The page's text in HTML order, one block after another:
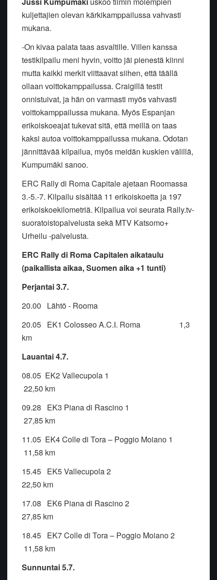
kuljettajien olevan kärkikamppailussa vahvasti
mukana.
-On kivaa palata taas asvaltille. Villen kanssa
testikilpailu meni hyvin, voitto jäi pienestä kiinni
mutta kaikki merkit viittaavat siihen, että täällä
ollaan voittokamppailussa. Craigillä testit
onnistuivat, ja hän on varmasti myös vahvasti
voittokamppailussa mukana. Myös Espanjan
erikoiskoeajat tukevat sitä, että meillä on taas
kaksi autoa voittokamppailussa mukana. Odotan
jännittävää kilpailua, myös meidän kuskien välillä,
Kumpumäki sanoo.
ERC Rally di Roma Capitale ajetaan Roomassa
3.-5.-7. Kilpailu sisältää 11 erikoiskoetta ja 197
erikoiskoekilometriä. Kilpailua voi seurata Rally.tv-
suoratoistopalvelusta sekä MTV Katsomo+
Urheilu -palvelusta.
ERC Rally di Roma Capitalen aikataulu
(paikallista aikaa, Suomen aika +1 tunti)
Perjantai 3.7.
20.00 Lähtö - Rooma
20.05 EK1 Colosseo A.C.I. Roma 1,3
km
Lauantai 4.7.
08.05 EK2 Vallecupola 1
22,50 km
09.28 EK3 Piana di Rascino 1
27,85 km
11.05 EK4 Colle di Tora – Poggio Moiano 1
11,58 km
15.45 EK5 Vallecupola 2
22,50 km
17.08 EK6 Piana di Rascino 2
27,85 km
18.45 EK7 Colle di Tora – Poggio Moiano 2
11,58 km
Sunnuntai 5.7.